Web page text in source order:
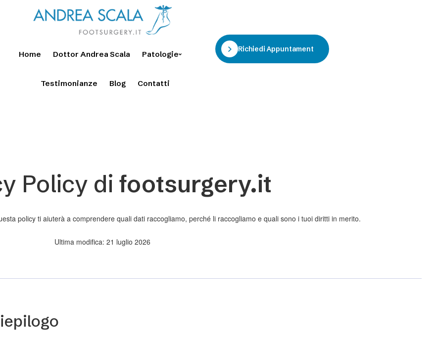
Home Dottor Andrea Scala Patologie
Testimonianze Blog Contatti
Richiedi Appuntamento
Policy di footsurgery.it
policy ti aiuterà a comprendere quali dati raccogliamo, perché li raccogliamo e quali sono i tuoi diritti in merito.
Ultima modifica: 21 luglio 2026